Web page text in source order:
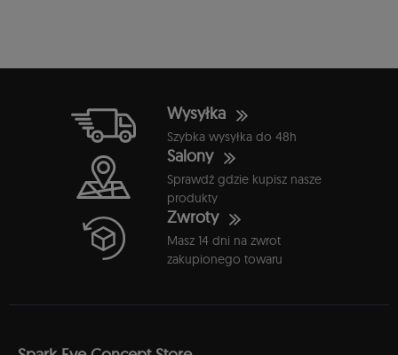
Wysyłka
Szybka wysyłka do 48h
Salony
Sprawdź gdzie kupisz nasze
produkty
Zwroty
Masz 14 dni na zwrot
zakupionego towaru